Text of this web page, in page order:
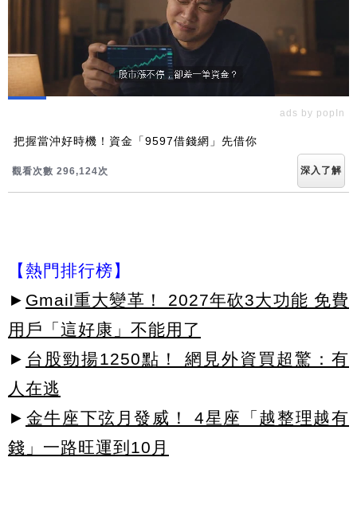
ads by popIn
把握當沖好時機！資金「9597借錢網」先借你
觀看次數 296,135次 深入了解
【熱門排行榜】
► Gmail重大變革！ 2027年砍3大功能 免費
用戶「這好康」不能用了
► 台股勁揚1250點！ 網見外資買超驚：有
人在逃
► 金牛座下弦月發威！ 4星座「越整理越有
錢」一路旺運到10月